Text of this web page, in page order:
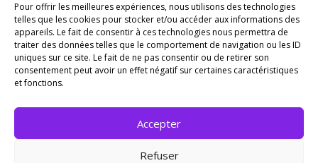
Pour offrir les meilleures expériences, nous utilisons des technologies
telles que les cookies pour stocker et/ou accéder aux informations des
appareils. Le fait de consentir à ces technologies nous permettra de
traiter des données telles que le comportement de navigation ou les ID
uniques sur ce site. Le fait de ne pas consentir ou de retirer son
consentement peut avoir un effet négatif sur certaines caractéristiques
et fonctions.
Accepter
Refuser
Qui sommes-nous ? 3
Evènements
Espace Pro